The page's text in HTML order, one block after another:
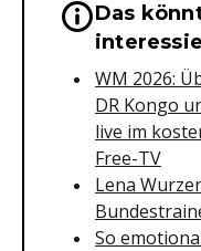
Wichtige
Das
WM 2026:
DR Kongo
live im
Free-TV
Lena
So